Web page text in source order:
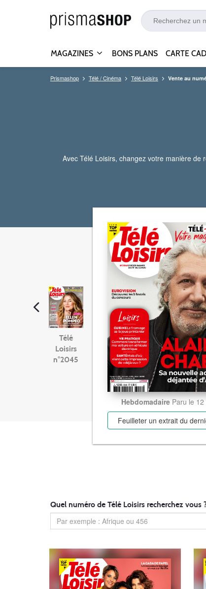
MAGAZINES BONS PLANS CARTE
Prismashop Télé / Cinéma Télé Loisirs Vente au
Avec Télé Loisirs, changez votre manière
Télé
Loisirs
n°2045
Hebdomadaire Paru le
Feuilleter un extraitdu
Quel numéro de Télé Loisirs recherchez vous